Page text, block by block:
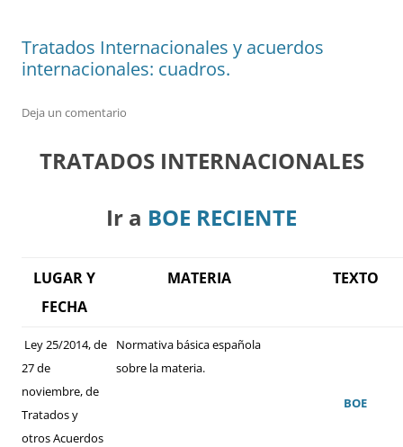
Tratados Internacionales y acuerdos
internacionales: cuadros.
Deja un comentario
TRATADOS INTERNACIONALES
Ir a BOE RECIENTE
LUGAR Y
FECHA
MATERIA TEXTO
Ley 25/2014, de
27 de
noviembre, de
Tratados y
otros Acuerdos
Normativa básica española
sobre la materia.
BOE